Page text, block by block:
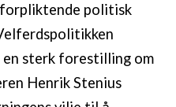
forpliktende politisk
en sterk forestilling om
Henrik Stenius